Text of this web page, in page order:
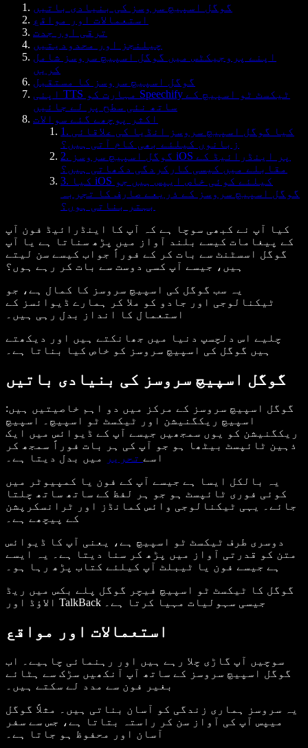
گوگل اسپیچ سروسز کی بنیادی باتیں
استعمالات اور مواقع
ترقی اور جدت
چیلنجز اور محدودیتیں
اپنے پروجیکٹس میں گوگل اسپیچ سروسز شامل
کریں
گوگل اسپیچ سروسز کا مستقبل
اپنی TTS مہارت کو Speechify ٹیکسٹ ٹو اسپیچ کے
ساتھ نئی سطح پر لے جائیں
اکثر پوچھے گئے سوالات
1. کیا گوگل اسپیچ سروسز انڈیا کی علاقائی
زبانوں کیلئے بھی کام آتی ہیں؟
2. گوگل اسپیچ سروسز iOS پر اینڈرائیڈ کے
مقابلے میں کیسی کارکردگی دکھاتی ہیں؟
3. کیا iOS کیلئے کوئی خاص ایپس ہیں جو
گوگل اسپیچ سروسز کے ذریعے صارف کا تجربہ
بہتر بناتی ہوں؟
کیا آپ نے کبھی سوچا ہے کہ آپ کا اینڈرائیڈ فون آپ
کے پیغامات کیسے بلند آواز میں پڑھ سناتا ہے یا آپ
گوگل اسسٹنٹ سے بات کر کے فوراً جواب کیسے سن لیتے
یہ سب گوگل کی اسپیچ سروسز کا کمال ہے، جو
ٹیکنالوجی اور جادو کو ملا کر ہمارے ڈیوائسز کے
چلیے اس دلچسپ دنیا میں جھانکتے ہیں اور دیکھتے
ہیں گوگل کی اسپیچ سروسز کو خاص کیا بناتا ہے۔
گوگل اسپیچ سروسز کی بنیادی باتیں
گوگل اسپیچ سروسز کے مرکز میں دو اہم خاصیتیں ہیں:
اسپیچ ریکگنیشن اور ٹیکسٹ ٹو اسپیچ۔ اسپیچ
ریکگنیشن کو یوں سمجھیں جیسے آپ کے ڈیوائس میں ایک
ذہین ٹائپسٹ بیٹھا ہو جو آپ کی ہر بات فوراً سمجھ کر
اسے تحریر
یہ بالکل ایسا ہے جیسے آپ کے فون یا کمپیوٹر میں
کوئی فوری ٹائپسٹ ہو جو ہر لفظ کے ساتھ ساتھ چلتا
جائے۔ یہی ٹیکنالوجی وائس کمانڈز اور ٹرانسکرپشن
کے پیچھے ہے۔
دوسری طرف ٹیکسٹ ٹو اسپیچ ہے، یعنی آپ کا ڈیوائس
متن کو قدرتی آواز میں پڑھ کر سنا دیتا ہے۔ یہ ایسے
گوگل کا ٹیکسٹ ٹو اسپیچ فیچر گوگل پلے بکس میں ریڈ
الاؤڈ اور TalkBack جیسی سہولیات مہیا کرتا ہے۔
استعمالات اور مواقع
سوچیں آپ گاڑی چلا رہے ہیں اور رہنمائی چاہیے۔ اب
گوگل اسپیچ سروسز کے ساتھ آپ آنکھیں سڑک سے ہٹائے
یہ سروسز ہماری زندگی کو آسان بناتی ہیں۔ مثلاً گوگل
میپس آپ کی آواز سن کر راستہ بتاتا ہے، جس سے سفر
آسان اور محفوظ ہو جاتا ہے۔